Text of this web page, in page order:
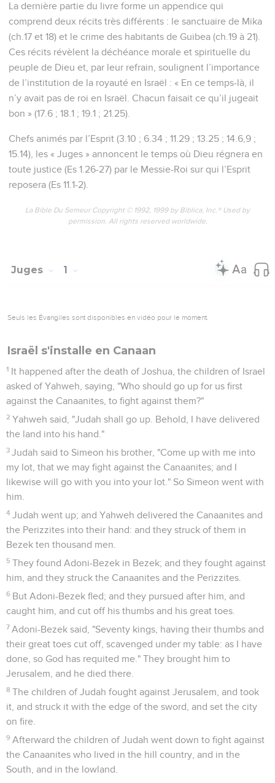
La dernière partie du livre forme un appendice qui
comprend deux récits très différents : le sanctuaire de Mika
(ch.17 et 18) et le crime des habitants de Guibea (ch.19 à 21).
Ces récits révèlent la déchéance morale et spirituelle du
peuple de Dieu et, par leur refrain, soulignent l’importance
de l’institution de la royauté en Israël : « En ce temps-là, il
n’y avait pas de roi en Israël. Chacun faisait ce qu’il jugeait
bon » (17.6 ; 18.1 ; 19.1 ; 21.25).
Chefs animés par l’Esprit (3.10 ; 6.34 ; 11.29 ; 13.25 ; 14.6,9 ;
15.14), les « Juges » annoncent le temps où Dieu régnera en
toute justice (Es 1.26-27) par le Messie-Roi sur qui l’Esprit
reposera (Es 11.1-2).
La Bible Du Semeur Copyright © 1992, 1999 by Biblica, Inc.® Used by
permission. All rights reserved worldwide.
Juges 1
Seuls les Évangiles sont disponibles en vidéo pour le moment.
Israël s'installe en Canaan
1 It happened after the death of Joshua, the children of Israel
asked of Yahweh, saying, "Who should go up for us first
against the Canaanites, to fight against them?"
2 Yahweh said, "Judah shall go up. Behold, I have delivered
the land into his hand."
3 Judah said to Simeon his brother, "Come up with me into
my lot, that we may fight against the Canaanites; and I
likewise will go with you into your lot." So Simeon went with
him.
4 Judah went up; and Yahweh delivered the Canaanites and
the Perizzites into their hand: and they struck of them in
Bezek ten thousand men.
5 They found Adoni-Bezek in Bezek; and they fought against
him, and they struck the Canaanites and the Perizzites.
6 But Adoni-Bezek fled; and they pursued after him, and
caught him, and cut off his thumbs and his great toes.
7 Adoni-Bezek said, "Seventy kings, having their thumbs and
their great toes cut off, scavenged under my table: as I have
done, so God has requited me." They brought him to
Jerusalem, and he died there.
8 The children of Judah fought against Jerusalem, and took
it, and struck it with the edge of the sword, and set the city
on fire.
9 Afterward the children of Judah went down to fight against
the Canaanites who lived in the hill country, and in the
South, and in the lowland.